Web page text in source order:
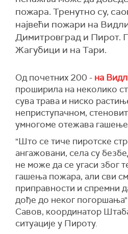
пожара. Тренутно су,
највећи пожари на
Димитровград и Пирот.
Жагубици и на Тари.
Од почетних 200 - на
проширила на неколико
сува трава и ниско
неприступачном,
умногоме отежава
"Што се тиче пиротске
ангажовани, села су
не може да се угаси због
гашења пожара, али сви
приправности и спремни
дође до неког
Савов, координатор Ш
ситуације у Пироту.